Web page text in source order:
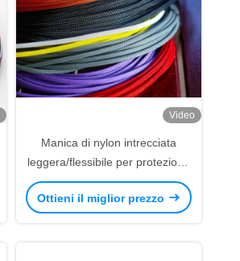
Video
Manica di nylon intrecciata
leggera/flessibile per protezione
elettrica del cavo
Ottieni il miglior prezzo